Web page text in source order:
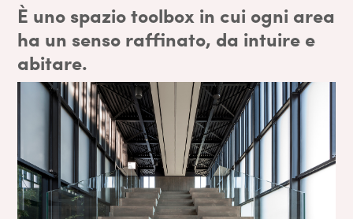
È uno spazio toolbox in cui ogni area
ha un senso raffinato, da intuire e
abitare.